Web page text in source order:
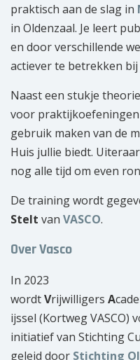
praktisch aan de slag in
in Oldenzaal. Je leert
en door verschillende
actiever te betrekken
Naast een stukje
voor
gebruik maken van de
Huis jullie biedt.
nog alle tijd om even
De training wordt
Stelt van VASCO.
Over Vasco
In 2023
wordtVrijwilligers A
ijssel (Kortweg VASCO)
initiatief van Stichting
geleid door Stichting